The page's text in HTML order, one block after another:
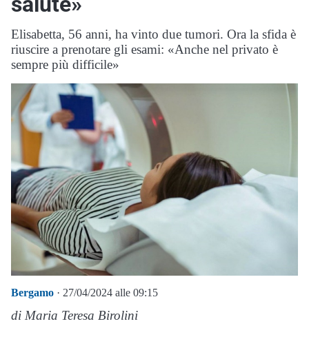
Elisabetta, 56 anni, ha vinto due tumori. Ora la sfida è
riuscire a prenotare gli esami: «Anche nel privato è
sempre più difficile»
Bergamo · 27/04/2024 alle 09:15
di Maria Teresa Birolini